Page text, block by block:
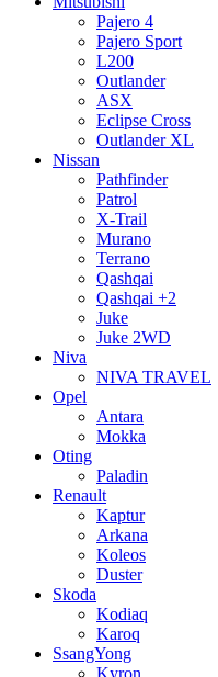
Pajero 4
Pajero Sport
L200
Outlander
ASX
Eclipse Cross
Outlander XL
Nissan
Pathfinder
Patrol
X-Trail
Murano
Terrano
Qashqai
Qashqai +2
Juke
Juke 2WD
Niva
NIVA TRAVEL
Opel
Antara
Mokka
Oting
Paladin
Renault
Kaptur
Arkana
Koleos
Duster
Skoda
Kodiaq
Karoq
SsangYong
Kyron